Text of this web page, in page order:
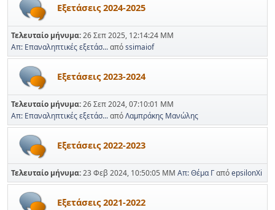
Εξετάσεις 2024-2025
Τελευταίο μήνυμα:26 Σεπ 2025, 12:14:24 ΜΜ
Απ: Επαναληπτικές εξετάσ...απόssimaiof
Εξετάσεις 2023-2024
Τελευταίο μήνυμα:26 Σεπ 2024, 07:10:01 ΜΜ
Απ: Επαναληπτικές εξετάσ...απόΛαμπράκης Μανώλης
Εξετάσεις 2022-2023
Τελευταίο μήνυμα:23 Φεβ 2024, 10:50:05 ΜΜ Απ: Θέμα ΓαπόepsilonXi
Εξετάσεις 2021-2022